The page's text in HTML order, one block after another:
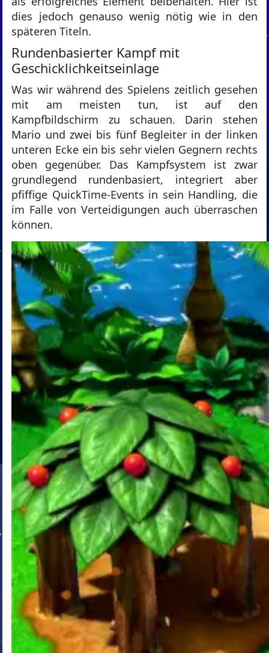
dies jedoch genauso wenig nötig wie in den
späteren Titeln.
Rundenbasierter Kampf mit
Geschicklichkeitseinlage
Was wir während des Spielens zeitlich gesehen
mit am meisten tun, ist auf den
Kampfbildschirm zu schauen. Darin stehen
Mario und zwei bis fünf Begleiter in der linken
unteren Ecke ein bis sehr vielen Gegnern rechts
oben gegenüber. Das Kampfsystem ist zwar
grundlegend rundenbasiert, integriert aber
pfiffige QuickTime-Events in sein Handling, die
im Falle von Verteidigungen auch überraschen
können.